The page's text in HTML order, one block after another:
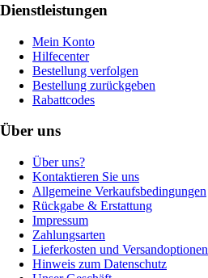
Dienstleistungen
Mein Konto
Hilfecenter
Bestellung verfolgen
Bestellung zurückgeben
Rabattcodes
Über uns
Über uns?
Kontaktieren Sie uns
Allgemeine Verkaufsbedingungen
Rückgabe & Erstattung
Impressum
Zahlungsarten
Lieferkosten und Versandoptionen
Hinweis zum Datenschutz